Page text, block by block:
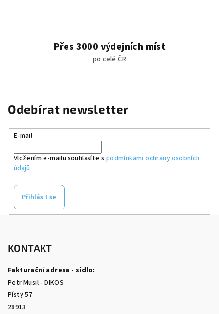
Přes 3000 výdejních míst
po celé ČR
Odebírat newsletter
E-mail
Vložením e-mailu souhlasíte s podmínkami ochrany osobních
údajů
Přihlásit se
KONTAKT
Fakturační adresa - sídlo:
Petr Musil - DIKOS
Písty 57
28913